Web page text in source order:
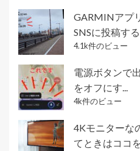
GARMINアプ
SNSに投稿す
4.1k件のビュー
電源ボタンで
をオフにす...
4k件のビュー
4Kモニターな
てときはココ